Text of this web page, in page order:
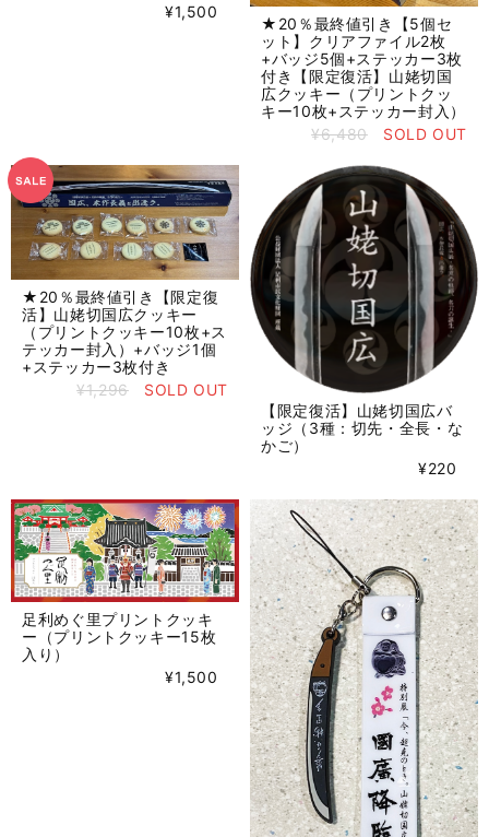
¥1,500
★20％最終値引き【5個セ
ット】クリアファイル2枚
+バッジ5個+ステッカー3枚
付き【限定復活】山姥切国
広クッキー（プリントクッ
キー10枚+ステッカー封入）
¥6,480
SOLD OUT
★20％最終値引き【限定復
活】山姥切国広クッキー
（プリントクッキー10枚+ス
テッカー封入）+バッジ1個
+ステッカー3枚付き
¥1,296
SOLD OUT
【限定復活】山姥切国広バ
ッジ（3種：切先・全長・な
かご）
¥220
足利めぐ里プリントクッキ
ー（プリントクッキー15枚
入り）
¥1,500